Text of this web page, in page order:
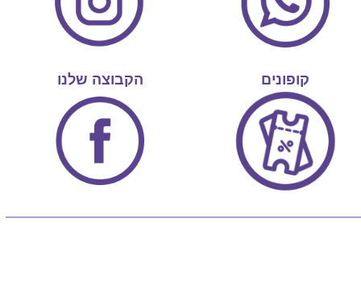
קופונים הקבוצה שלנו